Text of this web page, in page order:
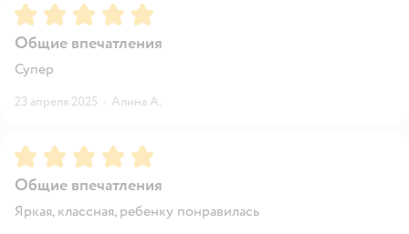
Рейтинг:5
Общие впечатления
Супер
23 апреля 2025 · Алина А.
Рейтинг:5
Общие впечатления
Яркая, классная, ребенку понравилась